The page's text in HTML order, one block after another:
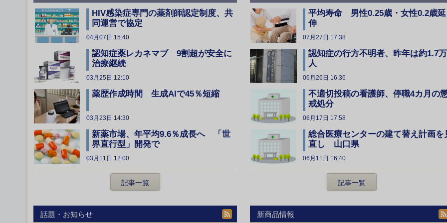
HIV感染症専門の薬剤師認定制度、共
同運営で協定
04月07日 15:40
認知症薬レカネマブ 9割超が安全に
治療継続
03月25日 12:10
薬歴作成時間 生成AIで45％短縮
03月23日 14:30
新薬市場、年平均9.6％成長へ 「世
界直行型」開発で
03月11日 12:00
記事一覧
平均寿命 男性0.25歳・女性0.2歳延
伸
07月27日 17:38
認知症の行方不明者、昨年は約1.7万
人
06月26日 16:36
不適切投稿の看護師、停職4カ月の
戒処分
06月17日 17:58
総合医療センターの建て替え計画を
直し 山口県
06月11日 16:40
記事一覧
話題・お知らせ 新商品情報